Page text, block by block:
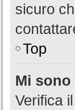
sicuro
Top
Mi
Verifica